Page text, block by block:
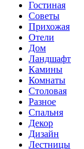
Гостиная
Советы
Прихожая
Отели
Дом
Ландшафт
Камины
Комнаты
Столовая
Разное
Спальня
Декор
Дизайн
Лестницы